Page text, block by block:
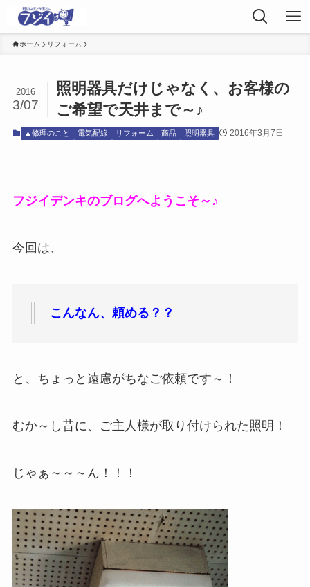
ホーム リフォーム
照明器具だけじゃなく、お客様の
ご希望で天井まで～♪
2016
3/07
▲修理のこと 電気配線 リフォーム 商品 照明器具 2016年3月7日
フジイデンキのブログへようこそ～♪
今回は、
こんなん、頼める？？
と、ちょっと遠慮がちなご依頼です～！
むか～し昔に、ご主人様が取り付けられた照明！
じゃぁ～～～ん！！！